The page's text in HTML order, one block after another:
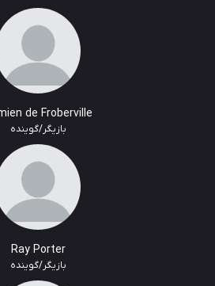
Damien de Froberville
بازیگر/گوینده
Ray Porter
بازیگر/گوینده